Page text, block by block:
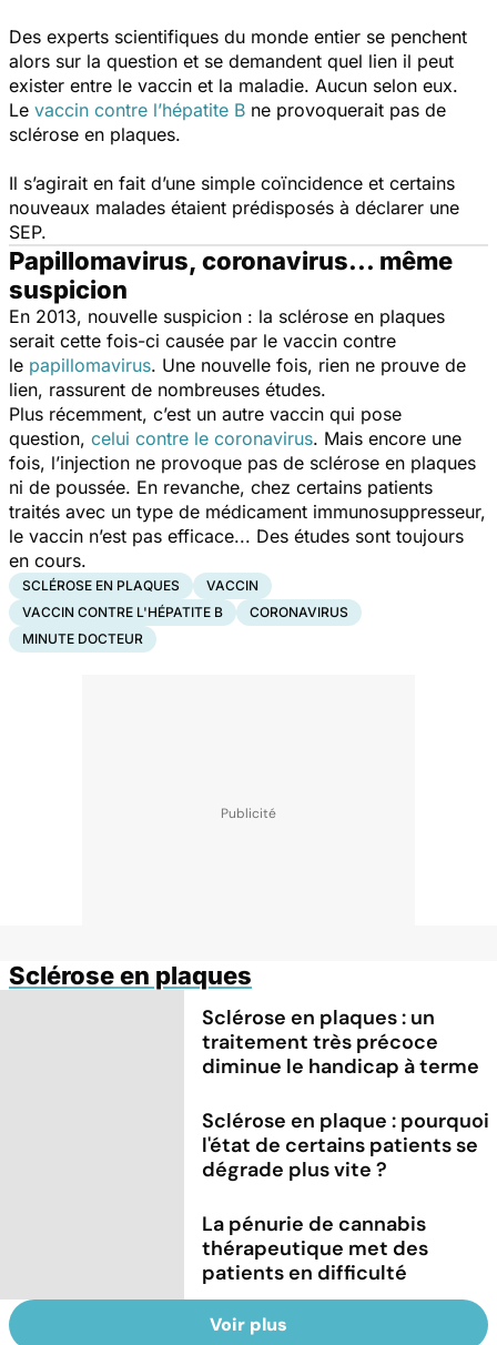
Des experts scientifiques du monde entier se penchent
alors sur la question et se demandent quel lien il peut
exister entre le vaccin et la maladie. Aucun selon eux.
Le vaccin contre l’hépatite B ne provoquerait pas de
sclérose en plaques.
Il s’agirait en fait d’une simple coïncidence et certains
nouveaux malades étaient prédisposés à déclarer une
SEP.
Papillomavirus, coronavirus... même
suspicion
En 2013, nouvelle suspicion : la sclérose en plaques
serait cette fois-ci causée par le vaccin contre
le papillomavirus. Une nouvelle fois, rien ne prouve de
lien, rassurent de nombreuses études.
Plus récemment, c’est un autre vaccin qui pose
question, celui contre le coronavirus. Mais encore une
fois, l’injection ne provoque pas de sclérose en plaques
ni de poussée. En revanche, chez certains patients
traités avec un type de médicament immunosuppresseur,
le vaccin n’est pas efficace... Des études sont toujours
en cours.
SCLÉROSE EN PLAQUES
VACCIN
VACCIN CONTRE L'HÉPATITE B
CORONAVIRUS
MINUTE DOCTEUR
Sclérose en plaques
Sclérose en plaques : un
traitement très précoce
diminue le handicap à terme
Sclérose en plaque : pourquoi
l'état de certains patients se
dégrade plus vite ?
La pénurie de cannabis
thérapeutique met des
patients en difficulté
Voir plus